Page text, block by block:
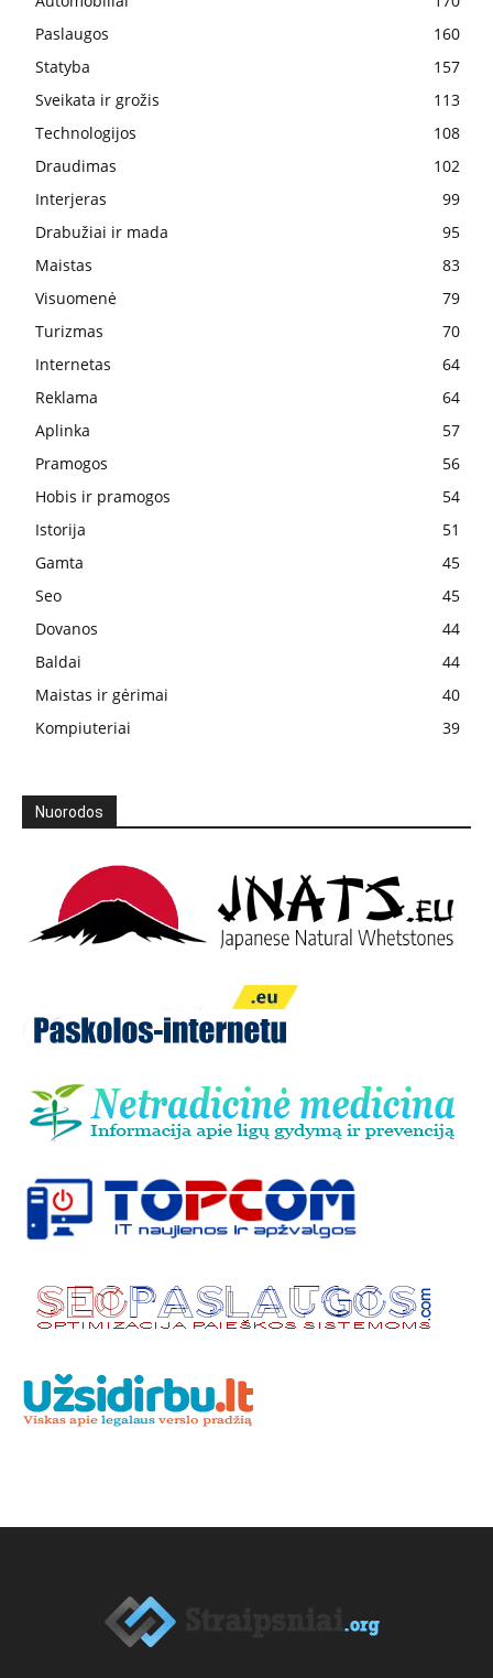
Paslaugos
160
Statyba
157
Sveikata ir grožis
113
Technologijos
108
Draudimas
102
Interjeras
99
Drabužiai ir mada
95
Maistas
83
Visuomenė
79
Turizmas
70
Internetas
64
Reklama
64
Aplinka
57
Pramogos
56
Hobis ir pramogos
54
Istorija
51
Gamta
45
Seo
45
Dovanos
44
Baldai
44
Maistas ir gėrimai
40
Kompiuteriai
39
Nuorodos